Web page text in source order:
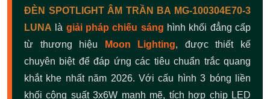
ĐÈN SPOTLIGHT ÂM TRẦN BA MG-100304E70-3
LUNA là giải pháp chiếu sáng hình khối đẳng cấp
từ thương hiệu
Moon Lighting, được thiết kế
chuyên biệt để đáp ứng các tiêu chuẩn trắc quang
khắt khe nhất năm 2026. Với cấu hình 3 bóng liền
khối công suất 3x6W mạnh mẽ, tích hợp chip LED